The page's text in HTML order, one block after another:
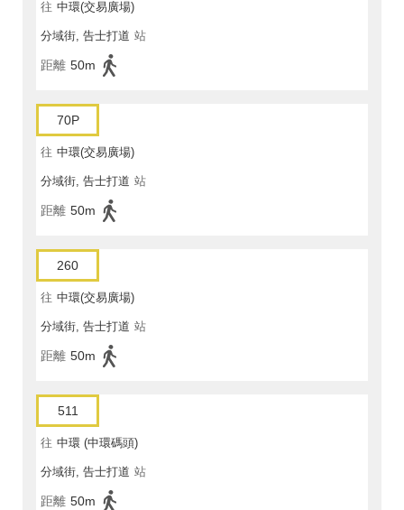
往 中環(交易廣場)
分域街, 告士打道 站
距離 50m
70P
往 中環(交易廣場)
分域街, 告士打道 站
距離 50m
260
往 中環(交易廣場)
分域街, 告士打道 站
距離 50m
511
往 中環 (中環碼頭)
分域街, 告士打道 站
距離 50m